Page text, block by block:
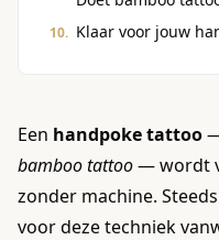
Klaar voor jouw
Een handpoke tattoo
bamboo tattoo— wordt
zonder machine.
voor deze techniek